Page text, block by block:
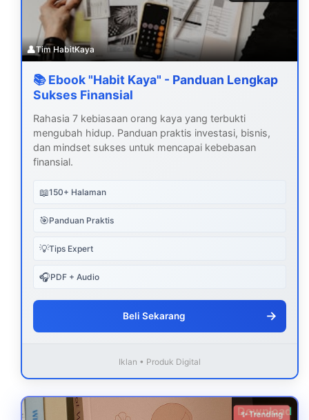
👤Tim HabitKaya
📚 Ebook "Habit Kaya" - Panduan Lengkap
Sukses Finansial
Rahasia 7 kebiasaan orang kaya yang terbukti
mengubah hidup. Panduan praktis investasi, bisnis,
dan mindset sukses untuk mencapai kebebasan
finansial.
📖150+ Halaman
🎯Panduan Praktis
💡Tips Expert
🎧PDF + Audio
Beli Sekarang →
Iklan • Produk Digital
Download
✨ Trending